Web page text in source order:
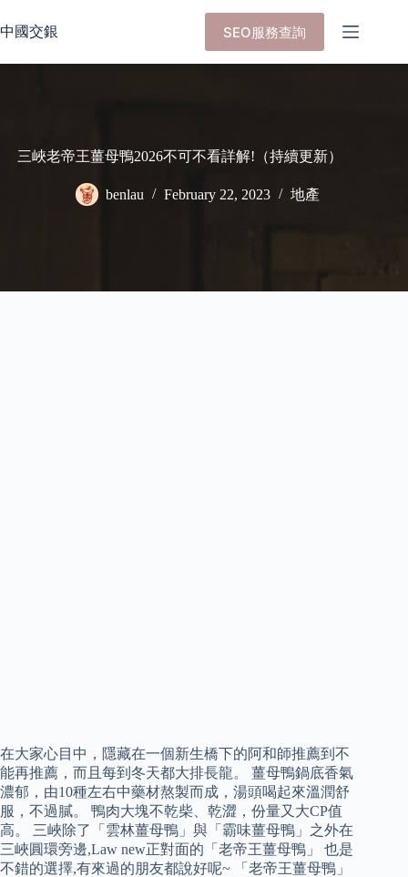
to
content
中國交銀 SEO服務查詢
三峽老帝王薑母鴨2026不可不看詳解!（持續更新）
benlau February 22, 2023 地產
在大家心目中，隱藏在一個新生橋下的阿和師推薦到不
能再推薦，而且每到冬天都大排長龍。 薑母鴨鍋底香氣
濃郁，由10種左右中藥材熬製而成，湯頭喝起來溫潤舒
服，不過膩。 鴨肉大塊不乾柴、乾澀，份量又大CP值
高。 三峽除了「雲林薑母鴨」與「霸味薑母鴨」之外在
三峽圓環旁邊,Law new正對面的「老帝王薑母鴨」 也是
不錯的選擇,有來過的朋友都說好呢~ 「老帝王薑母鴨」